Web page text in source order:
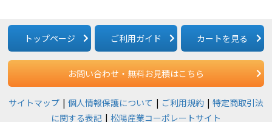
トップページ ご利用ガイド カートを見る
お問い合わせ・無料お見積はこちら
サイトマップ 個人情報保護について ご利用規約
特定商取引法
に関する表記
松陽産業コーポレートサイト